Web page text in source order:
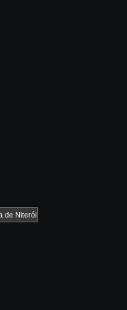
de Niterói